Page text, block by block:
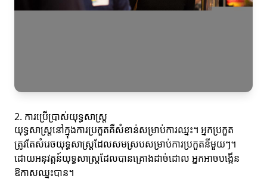
2. ការប្រើប្រាស់យុទ្ធសាស្ត្រ
យុទ្ធសាស្ត្រនៅក្នុងការប្រកួតគឺសំខាន់សម្រាប់ការឈ្នះ។ អ្នកប្រកួត
ត្រូវតែសំរេចយុទ្ធសាស្ត្រដែលសមស្របសម្រាប់ការប្រកួតនីមួយៗ។
ដោយអនុវត្តន៍យុទ្ធសាស្ត្រដែលបានគ្រោងដាច់ដោល អ្នកអាចបង្កើន
ឱកាសឈ្នះបាន។